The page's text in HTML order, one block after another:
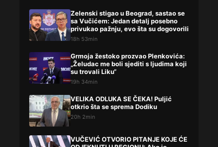
Zelenski stigao u Beograd, sastao se
sa Vučićem: Jedan detalj posebno
privukao pažnju, evo šta su dogovorili
18h 53min
Grmoja žestoko prozvao Plenkovića:
„Želudac me boli sjediti s ljudima koji
su trovali Liku“
19h 34min
VELIKA ODLUKA SE ČEKA! Puljić
otkrio šta se sprema Dodiku
20h 2min
VUČEVIĆ OTVORIO PITANJE KOJE ĆE